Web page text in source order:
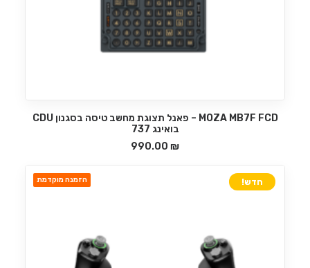
הוספה לסל
MOZA MB7F FCD – פאנל תצוגת מחשב טיסה בסגנון CDU
בואינג 737
990.00 ₪
הזמנה מוקדמת חדש!